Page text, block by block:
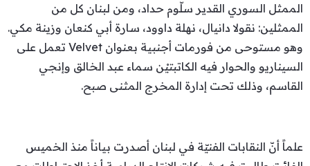
الممثل السوري القدير سلّوم حداد، ومن لبنان كل من
الممثلين: نقولا دانيال، نهلة داوود، سارة أبي كنعان وزينة مكي.
وهو مستوحى من فورمات أجنبية بعنوان Velvet تعمل على
السيناريو والحوار فيه الكاتبتيْن سماء عبد الخالق وإنجي
القاسم، وذلك تحت إدارة المخرج المثنى صبح.
علماً أنّ النقابات الفنيّة في لبنان أصدرت بياناً منذ الخميس